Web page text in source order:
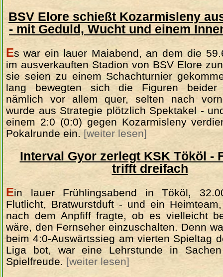
BSV Elore schießt Kozarmisleny
- mit Geduld, Wucht und einem
Es war ein lauer Maiabend, an dem die
im ausverkauften Stadion von BSV Elore
sie seien zu einem Schachturnier
lang bewegten sich die Figuren beider
nämlich vor allem quer, selten nach
wurde aus Strategie plötzlich Spektakel -
einem 2:0 (0:0) gegen Kozarmisleny
Pokalrunde ein. [weiter lesen]
Interval Gyor zerlegt KSK Tököl -
trifft dreifach
Ein lauer Frühlingsabend in Tököl,
Flutlicht, Bratwurstduft - und ein
nach dem Anpfiff fragte, ob es vielleicht
wäre, den Fernseher einzuschalten. Denn
beim 4:0-Auswärtssieg am vierten Spieltag
Liga bot, war eine Lehrstunde in
Spielfreude. [weiter lesen]